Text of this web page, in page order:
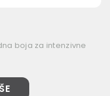
boja za intenzivne